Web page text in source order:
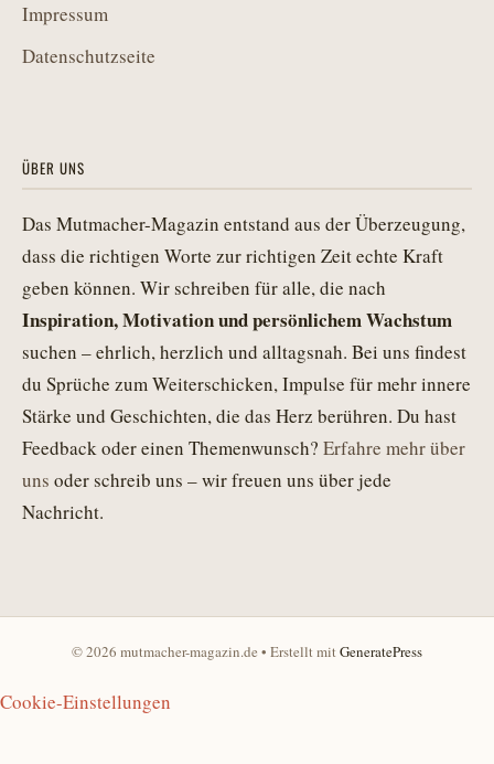
Impressum
Datenschutzseite
ÜBER UNS
Das Mutmacher-Magazin entstand aus der Überzeugung,
dass die richtigen Worte zur richtigen Zeit echte Kraft
geben können. Wir schreiben für alle, die nach
Inspiration, Motivation und persönlichem Wachstum
suchen – ehrlich, herzlich und alltagsnah. Bei uns findest
du Sprüche zum Weiterschicken, Impulse für mehr innere
Stärke und Geschichten, die das Herz berühren. Du hast
Feedback oder einen Themenwunsch? Erfahre mehr über
uns oder schreib uns – wir freuen uns über jede
Nachricht.
© 2026 mutmacher-magazin.de • Erstellt mitGeneratePress
Cookie-Einstellungen